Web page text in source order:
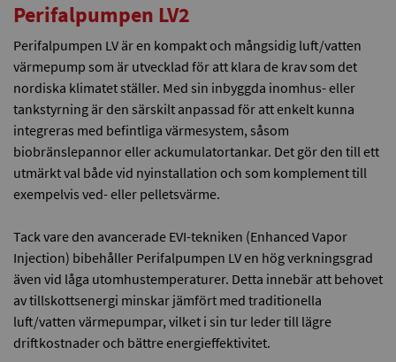
Perifalpumpen LV2
Perifalpumpen LV är en kompakt och mångsidig luft/vatten
värmepump som är utvecklad för att klara de krav som det
nordiska klimatet ställer. Med sin inbyggda inomhus- eller
tankstyrning är den särskilt anpassad för att enkelt kunna
integreras med befintliga värmesystem, såsom
biobränslepannor eller ackumulatortankar. Det gör den till ett
utmärkt val både vid nyinstallation och som komplement till
exempelvis ved- eller pelletsvärme.
Tack vare den avancerade EVI-tekniken (Enhanced Vapor
Injection) bibehåller Perifalpumpen LV en hög verkningsgrad
även vid låga utomhustemperaturer. Detta innebär att behovet
av tillskottsenergi minskar jämfört med traditionella
luft/vatten värmepumpar, vilket i sin tur leder till lägre
driftkostnader och bättre energieffektivitet.